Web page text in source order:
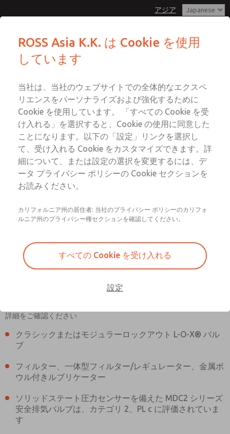
アジア
ログイン
サインアップ
MDC2 シリーズ安全排気バルブを備
えた安全エアエントリーアセンブリ
MDC2E13LF2B1NAEXMGA
詳細をご確認ください
クラシックまたはモジュラーロックアウト L-O-X® バル
ブ
フィルター、一体型フィルター/レギュレーター、金属ボ
ウル付きルブリケーター
ソリッドステート圧力センサーを備えた MDC2 シリーズ
安全排気バルブは、カテゴリ 2、PL c に評価されていま
す
た安全エアエントリーアセンブリ
MDC2E13LF2B1NAEXMGA
3Dモデルについてはお問い合わせ
ください
た安全エアエントリーアセンブリ
MDC2E13LF2B1NAEXMGA
ロス・アジアへのご注文に関する
このページをメールで送信
カスタマーサービス
042-778-7251
テクニカルサービス
042-778-7251
ROSS Asia K.K. は Cookie を使用
しています
当社は、当社のウェブサイトでの全体的なエクスペ
リエンスをパーソナライズおよび強化するために
Cookie を使用しています。 「すべての Cookie を受
け入れる」を選択すると、Cookie の使用に同意した
ことになります。以下の「設定」リンクを選択し
て、受け入れる Cookie をカスタマイズできます。詳
細について、または設定の選択を変更するには、デ
ータ プライバシー ポリシーの Cookie セクションを
お読みください。
カリフォルニア州の居住者: 当社のプライバシー ポリシーのカリフォ
ルニア州のプライバシー権セクションを確認してください。
すべての Cookie を受け入れる
設定